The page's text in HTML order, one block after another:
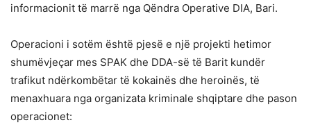
informacionit të marrë nga Qëndra Operative DIA, Bari.
Operacioni i sotëm është pjesë e një projekti hetimor
shumëvjeçar mes SPAK dhe DDA-së të Barit kundër
trafikut ndërkombëtar të kokainës dhe heroinës, të
menaxhuara nga organizata kriminale shqiptare dhe pason
operacionet: